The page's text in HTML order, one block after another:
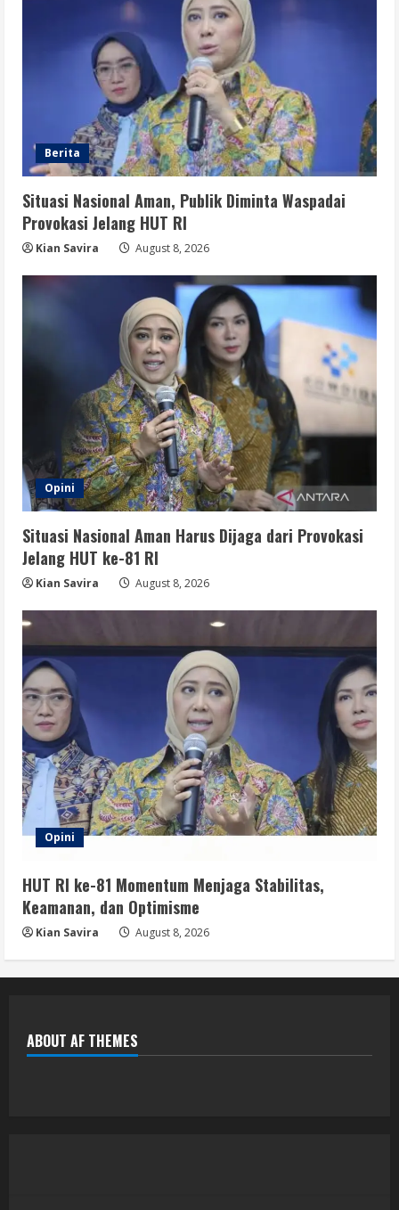
Berita
Situasi Nasional Aman, Publik Diminta Waspadai
Provokasi Jelang HUT RI
Kian Savira August 8, 2026
Opini
Situasi Nasional Aman Harus Dijaga dari Provokasi
Jelang HUT ke-81 RI
Kian Savira August 8, 2026
Opini
HUT RI ke-81 Momentum Menjaga Stabilitas,
Keamanan, dan Optimisme
Kian Savira August 8, 2026
ABOUT AF THEMES